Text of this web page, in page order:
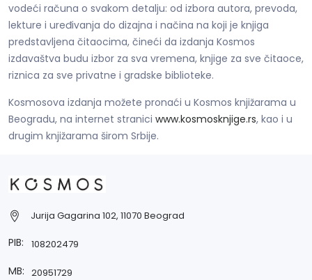
vodeći računa o svakom detalju: od izbora autora, prevoda,
lekture i uređivanja do dizajna i načina na koji je knjiga
predstavljena čitaocima, čineći da izdanja Kosmos
izdavaštva budu izbor za sva vremena, knjige za sve čitaoce,
riznica za sve privatne i gradske biblioteke.
Kosmosova izdanja možete pronaći u Kosmos knjižarama u
Beogradu, na internet stranici www.kosmosknjige.rs, kao i u
drugim knjižarama širom Srbije.
Jurija Gagarina 102, 11070 Beograd
PIB: 108202479
MB: 20951729